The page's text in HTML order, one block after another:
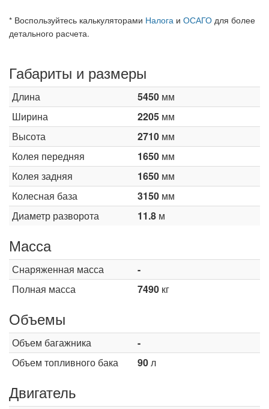
* Воспользуйтесь калькуляторами Налога и ОСАГО для более
детального расчета.
Габариты и размеры
Длина 5450 мм
Ширина
2205 мм
Высота
2710 мм
Колея передняя
1650 мм
Колея задняя
1650 мм
Колесная база
3150 мм
Диаметр разворота
11.8 м
Масса
Снаряженная масса
-
Полная масса
7490 кг
Объемы
Объем багажника
-
Объем топливного бака
90л
Двигатель